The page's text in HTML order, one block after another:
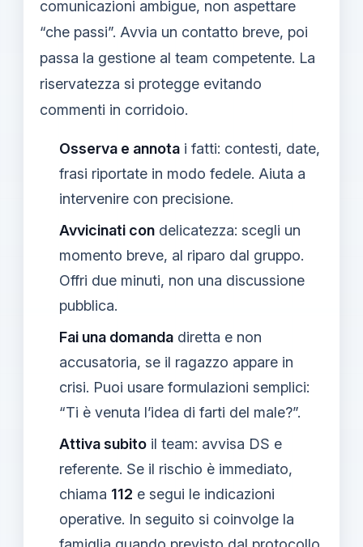
comunicazioni ambigue, non aspettare
“che passi”. Avvia un contatto breve, poi
passa la gestione al team competente. La
riservatezza si protegge evitando
commenti in corridoio.
Osserva e annota i fatti: contesti, date,
frasi riportate in modo fedele. Aiuta a
intervenire con precisione.
Avvicinati con delicatezza: scegli un
momento breve, al riparo dal gruppo.
Offri due minuti, non una discussione
pubblica.
Fai una domanda diretta e non
accusatoria, se il ragazzo appare in
crisi. Puoi usare formulazioni semplici:
“Ti è venuta l’idea di farti del male?”.
Attiva subito il team: avvisa DS e
referente. Se il rischio è immediato,
chiama 112 e segui le indicazioni
operative. In seguito si coinvolge la